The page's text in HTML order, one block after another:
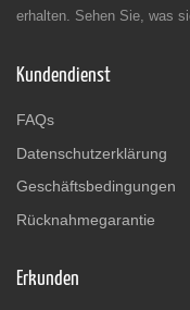
erhalten. Sehen Sie, was
Kundendienst
FAQs
Datenschutzerklärung
Geschäftsbedingungen
Rücknahmegarantie
Erkunden